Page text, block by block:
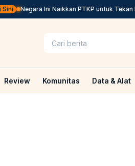
Negara Ini Naikkan PTKP untuk Tekan
Review Komunitas Data & Alat